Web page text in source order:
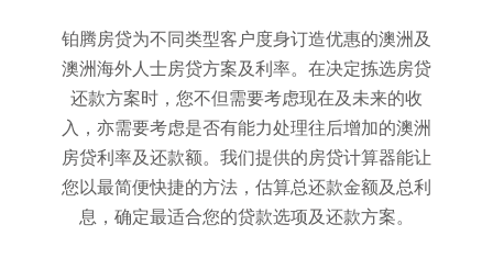
铂腾房贷为不同类型客户度身订造优惠的澳洲及
澳洲海外人士房贷方案及利率。在决定拣选房贷
还款方案时，您不但需要考虑现在及未来的收
入，亦需要考虑是否有能力处理往后增加的澳洲
房贷利率及还款额。我们提供的房贷计算器能让
您以最简便快捷的方法，估算总还款金额及总利
息，确定最适合您的贷款选项及还款方案。